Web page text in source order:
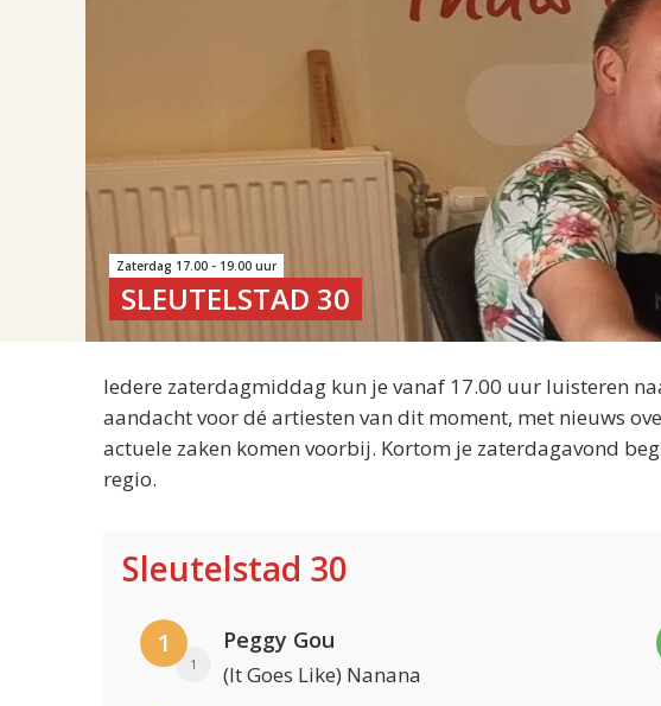
Zaterdag 17.00 - 19.00 uur
SLEUTELSTAD 30
Iedere zaterdagmiddag kun je vanaf 17.00 uur luisteren
aandacht voor dé artiesten van dit moment, met nieuws
actuele zaken komen voorbij. Kortom je zaterdagavond
regio.
Sleutelstad 30
1
1
Peggy Gou
(It Goes Like) Nanana